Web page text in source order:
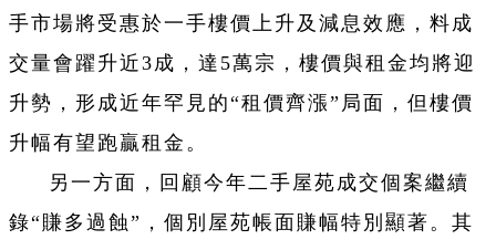
手市場將受惠於一手樓價上升及減息效應，料成
交量會躍升近3成，達5萬宗，樓價與租金均將迎
升勢，形成近年罕見的“租價齊漲”局面，但樓價
升幅有望跑贏租金。
另一方面，回顧今年二手屋苑成交個案繼續
錄“賺多過蝕”，個別屋苑帳面賺幅特別顯著。其